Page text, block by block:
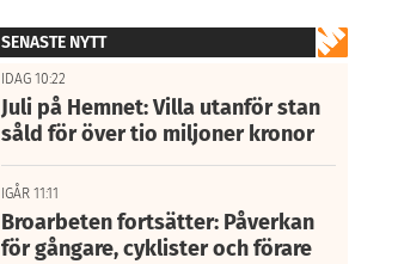
SENASTE NYTT
IDAG 10:22
Juli på Hemnet: Villa utanför stan
såld för över tio miljoner kronor
IGÅR 11:11
Broarbeten fortsätter: Påverkan
för gångare, cyklister och förare